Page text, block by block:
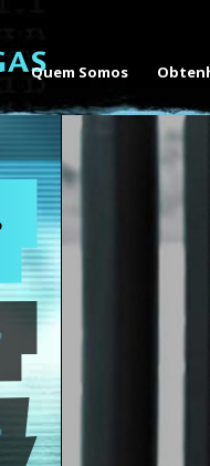
Quem Somos